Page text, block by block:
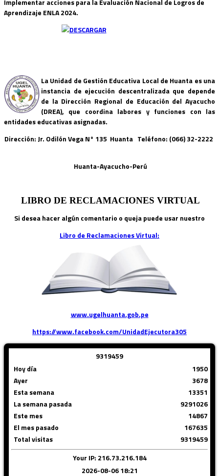
Implementar acciones para la Evaluación Nacional de Logros de
Aprendizaje ENLA 2024.
La Unidad de Gestión Educativa Local de Huanta es una
instancia de ejecución descentralizada que depende
de la Dirección Regional de Educación del Ayacucho
(DREA), que coordina labores y funciones con las
entidades educativas asignadas.
Dirección: Jr. Odilón Vega N° 135 Huanta Teléfono: (066) 32-2222
Huanta-Ayacucho-Perú
LIBRO DE RECLAMACIONES VIRTUAL
Si desea hacer algún comentario o queja puede usar nuestro
Libro de Reclamaciones Virtual:
www.ugelhuanta.gob.pe
https://www.facebook.com/UnidadEjecutora305
9319459
Hoy día
Ayer
Esta semana
La semana pasada
Este mes
El mes pasado
Total visitas
1950
3678
13351
9291026
14867
167635
9319459
Your IP: 216.73.216.184
2026-08-06 18:21